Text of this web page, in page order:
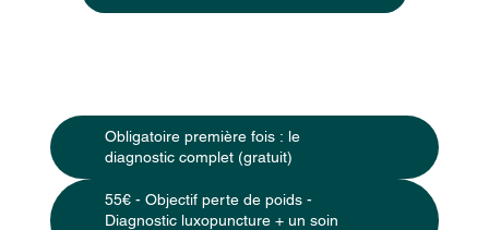
Obligatoire première fois : le
diagnostic complet (gratuit)
55€ - Objectif perte de poids -
Diagnostic luxopuncture + un soin